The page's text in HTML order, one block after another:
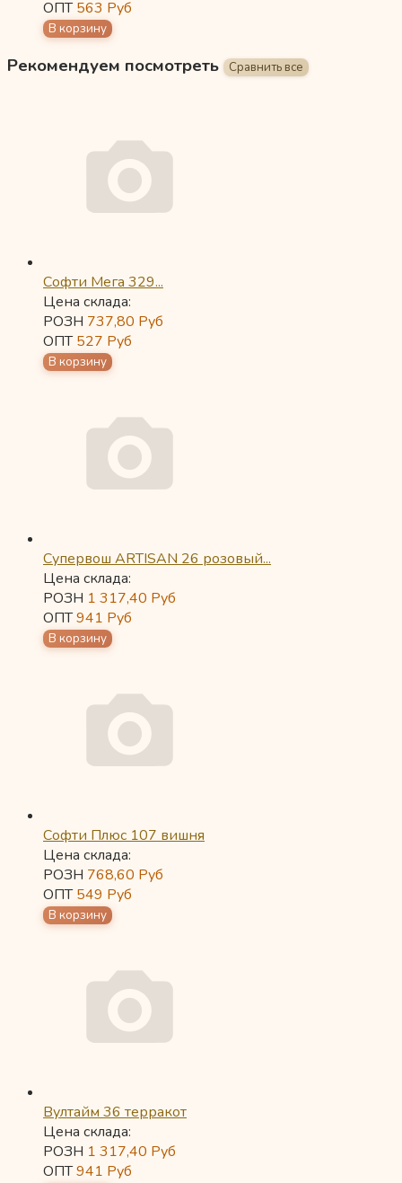
ОПТ563 Руб
Рекомендуем посмотреть
Софти Мега 329...
Цена склада:
РОЗН 737,80 Руб
ОПТ527 Руб
Супервош ARTISAN 26 розовый...
Цена склада:
РОЗН 1 317,40 Руб
ОПТ941 Руб
Софти Плюс 107 вишня
Цена склада:
РОЗН 768,60 Руб
ОПТ549 Руб
Вултайм 36 терракот
Цена склада:
РОЗН 1 317,40 Руб
ОПТ941 Руб